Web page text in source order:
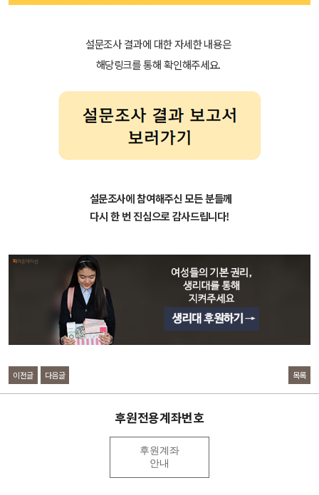
설문조사 결과에 대한 자세한 내용은
해당링크를 통해 확인해주세요.
설문조사에 참여해주신 모든 분들께
다시 한 번 진심으로 감사드립니다!
이전글 다음글 목록
후원전용계좌번호
후원계좌
안내